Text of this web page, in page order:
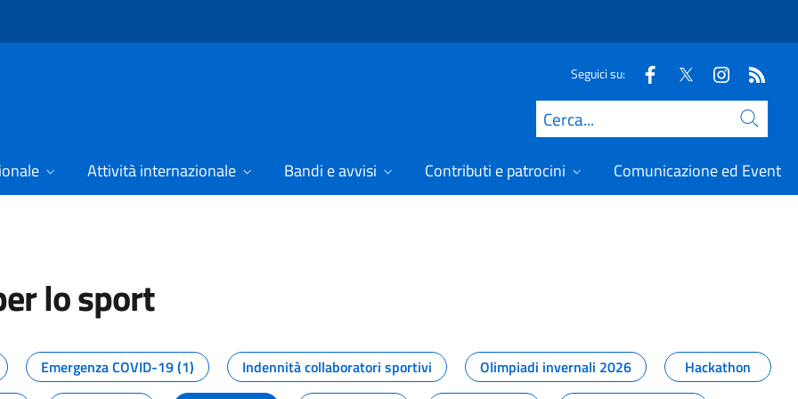
Seguici su:
Cerca
Attività internazionale Bandi e avvisi Contributi e patrocini Comunicazione ed Eventi
lo sport
dal Dipartimento per lo sport
Emergenza COVID-19 (1) Indennità collaboratori sportivi Olimpiadi invernali 2026
Hackathon